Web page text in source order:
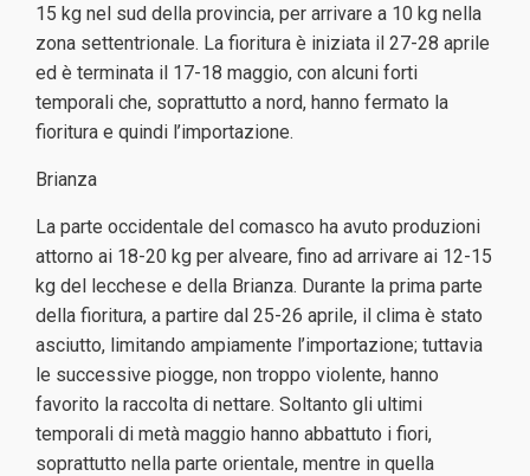
15 kg nel sud della provincia, per arrivare a 10 kg nella
zona settentrionale. La fioritura è iniziata il 27-28 aprile
ed è terminata il 17-18 maggio, con alcuni forti
temporali che, soprattutto a nord, hanno fermato la
fioritura e quindi l’importazione.
Brianza
La parte occidentale del comasco ha avuto produzioni
attorno ai 18-20 kg per alveare, fino ad arrivare ai 12-15
kg del lecchese e della Brianza. Durante la prima parte
della fioritura, a partire dal 25-26 aprile, il clima è stato
asciutto, limitando ampiamente l’importazione; tuttavia
le successive piogge, non troppo violente, hanno
favorito la raccolta di nettare. Soltanto gli ultimi
temporali di metà maggio hanno abbattuto i fiori,
soprattutto nella parte orientale, mentre in quella